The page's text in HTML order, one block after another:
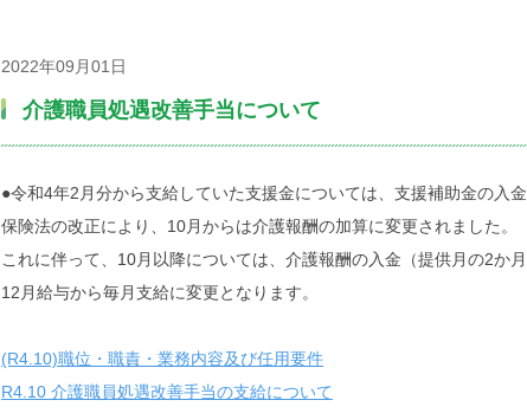
2022年09月01日
介護職員処遇改善手当について
●令和4年2月分から支給していた支援金については、支援補助金の入
保険法の改正により、10月からは介護報酬の加算に変更されました。
これに伴って、10月以降については、介護報酬の入金（提供月の2か
12月給与から毎月支給に変更となります。
(R4.10)職位・職責・業務内容及び任用要件
R4.10 介護職員処遇改善手当の支給について